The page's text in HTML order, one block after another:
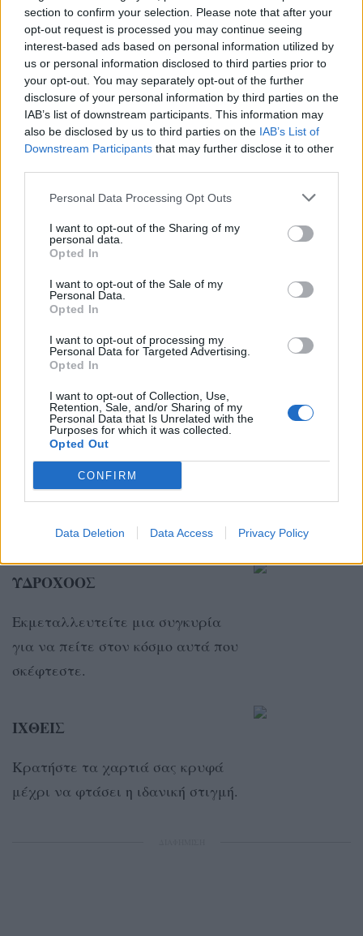
section to confirm your selection. Please note that after your
opt-out request is processed you may continue seeing
interest-based ads based on personal information utilized by
us or personal information disclosed to third parties prior to
your opt-out. You may separately opt-out of the further
disclosure of your personal information by third parties on the
IAB’s list of downstream participants. This information may
also be disclosed by us to third parties on the IAB’s List of
Downstream Participants that may further disclose it to other
Personal Data Processing Opt Outs
I want to opt-out of the Sharing of my
personal data.
Opted In
I want to opt-out of the Sale of my
Personal Data.
Opted In
I want to opt-out of processing my
Personal Data for Targeted Advertising.
Opted In
I want to opt-out of Collection, Use,
Retention, Sale, and/or Sharing of my
Personal Data that Is Unrelated with the
Purposes for which it was collected.
Opted Out
CONFIRM
Data Deletion Data Access Privacy Policy
ΖΥΓΟΣ
Σε έναν καυγά με το ταίρι σας θα
βγείτε πραγματικά κερδισμένοι
αν υποχωρήσετε.
ΣΚΟΡΠΙΟΣ
Όταν νιώθουμε πως όλα γύρω μας
πηγαίνουν στραβά, στρεφόμαστε
στους δικούς μας.
ΤΟΞΟΤΗΣ
Περάστε ξέγνοιαστο χρόνο με
γίνουν πιο όμορφα.
ΑΙΓΟΚΕΡΩΣ
Τη σημερινή μέρα έχετε όλα τα
βλέμματα στραμμένα επάνω σας.
ΥΔΡΟΧΟΟΣ
Εκμεταλλευτείτε μια συγκυρία
για να πείτε στον κόσμο αυτά που
σκέφτεστε.
ΙΧΘΕΙΣ
Κρατήστε τα χαρτιά σας κρυφά
μέχρι να φτάσει η ιδανική στιγμή.